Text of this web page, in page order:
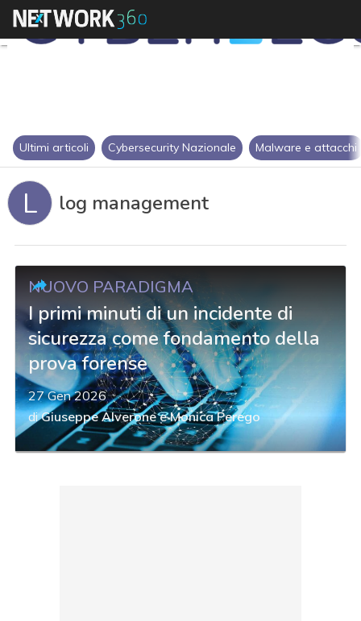
Ultimi articoli Cybersecurity Nazionale Malware e attacchi
L log management
NUOVO PARADIGMA
I primi minuti di un incidente di
sicurezza come fondamento della
prova forense
27 Gen 2026
diGiuseppe Alverone e Monica Perego